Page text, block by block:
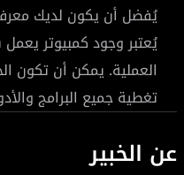
يجعل المفاهيم
لمشاريعك في مجال
العملية. يمكن أن تكون
تغطية جميع البرامج
عن الخبير